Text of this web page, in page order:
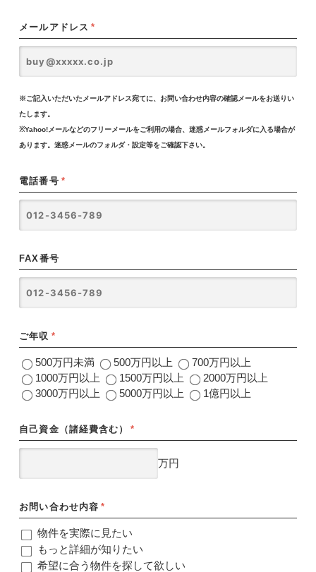
メールアドレス *
※ご記入いただいたメールアドレス宛てに、お問い合わせ内容の確認メールをお送りい
たします。
※Yahoo!メールなどのフリーメールをご利用の場合、迷惑メールフォルダに入る場合が
あります。迷惑メールのフォルダ・設定等をご確認下さい。
電話番号 *
FAX番号
ご年収 *
500万円未満 500万円以上
700万円以上
1000万円以上
1500万円以上
2000万円以上
3000万円以上
5000万円以上 1億円以上
自己資金（諸経費含む） *
万円
お問い合わせ内容 *
物件を実際に見たい
もっと詳細が知りたい
希望に合う物件を探して欲しい